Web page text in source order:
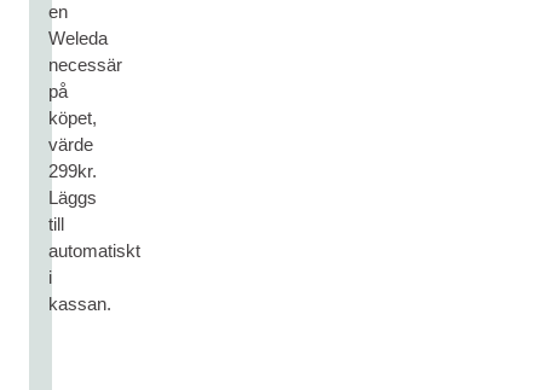
en
Weleda
necessär
på
köpet,
värde
299kr.
Läggs
till
automatiskt
i
kassan.